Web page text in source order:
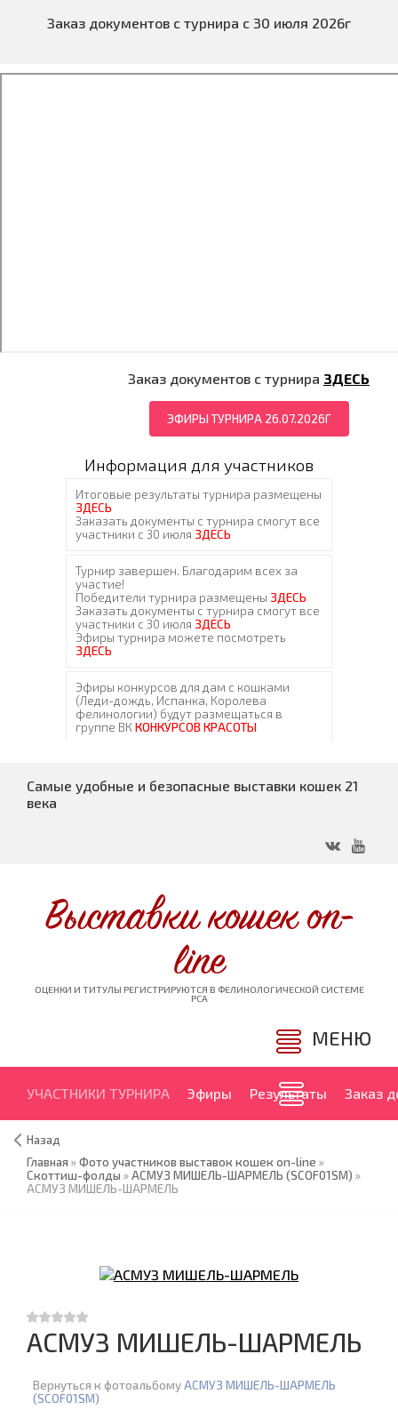
Заказ документов с турнира с 30 июля 2026г
Заказ документов с турнира ЗДЕСЬ
ЭФИРЫ ТУРНИРА 26.07.2026Г
Информация для участников
Самые удобные и безопасные выставки кошек 21
века
Выставки кошек on-
line
ОЦЕНКИ И ТИТУЛЫ РЕГИСТРИРУЮТСЯ В ФЕЛИНОЛОГИЧЕСКОЙ СИСТЕМЕ
PCA
МЕНЮ
УЧАСТНИКИ ТУРНИРА Эфиры Результаты Заказ
Назад
Главная »Фото участников выставок кошек on-line »
Скоттиш-фолды »АСМУЗ МИШЕЛЬ-ШАРМЕЛЬ (SCOF01SM) »
АСМУЗ МИШЕЛЬ-ШАРМЕЛЬ
АСМУЗ МИШЕЛЬ-ШАРМЕЛЬ
Вернуться к фотоальбомуАСМУЗ МИШЕЛЬ-ШАРМЕЛЬ
(SCOF01SM)